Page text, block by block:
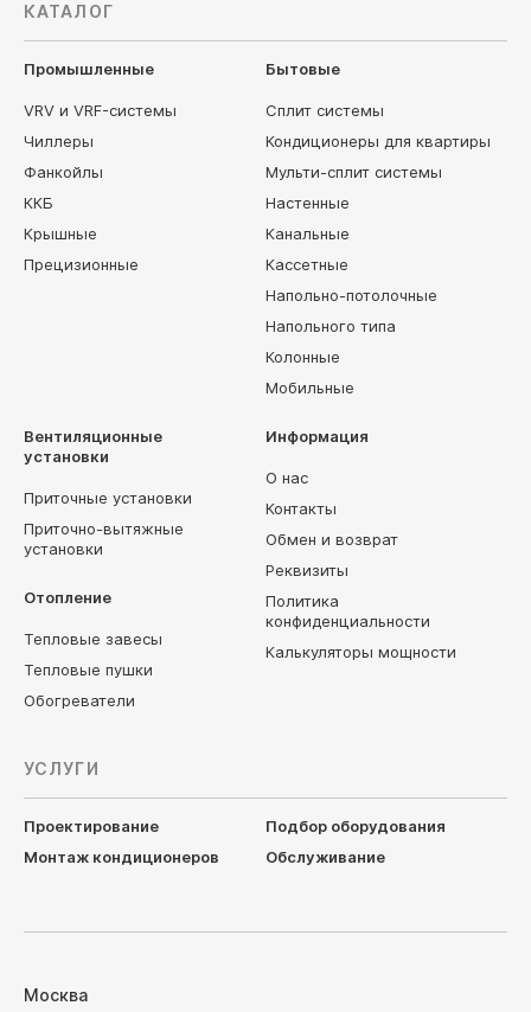
КАТАЛОГ
Промышленные
VRV и VRF-системы
Чиллеры
Фанкойлы
ККБ
Крышные
Прецизионные
Бытовые
Сплит системы
Кондиционеры для квартиры
Мульти-сплит системы
Настенные
Канальные
Кассетные
Напольно-потолочные
Напольного типа
Колонные
Мобильные
Вентиляционные
установки
Приточные установки
Приточно-вытяжные
установки
Отопление
Тепловые завесы
Тепловые пушки
Обогреватели
Информация
О нас
Контакты
Обмен и возврат
Реквизиты
Политика
конфиденциальности
Калькуляторы мощности
УСЛУГИ
Проектирование
Подбор оборудования
Монтаж кондиционеров
Обслуживание
Москва